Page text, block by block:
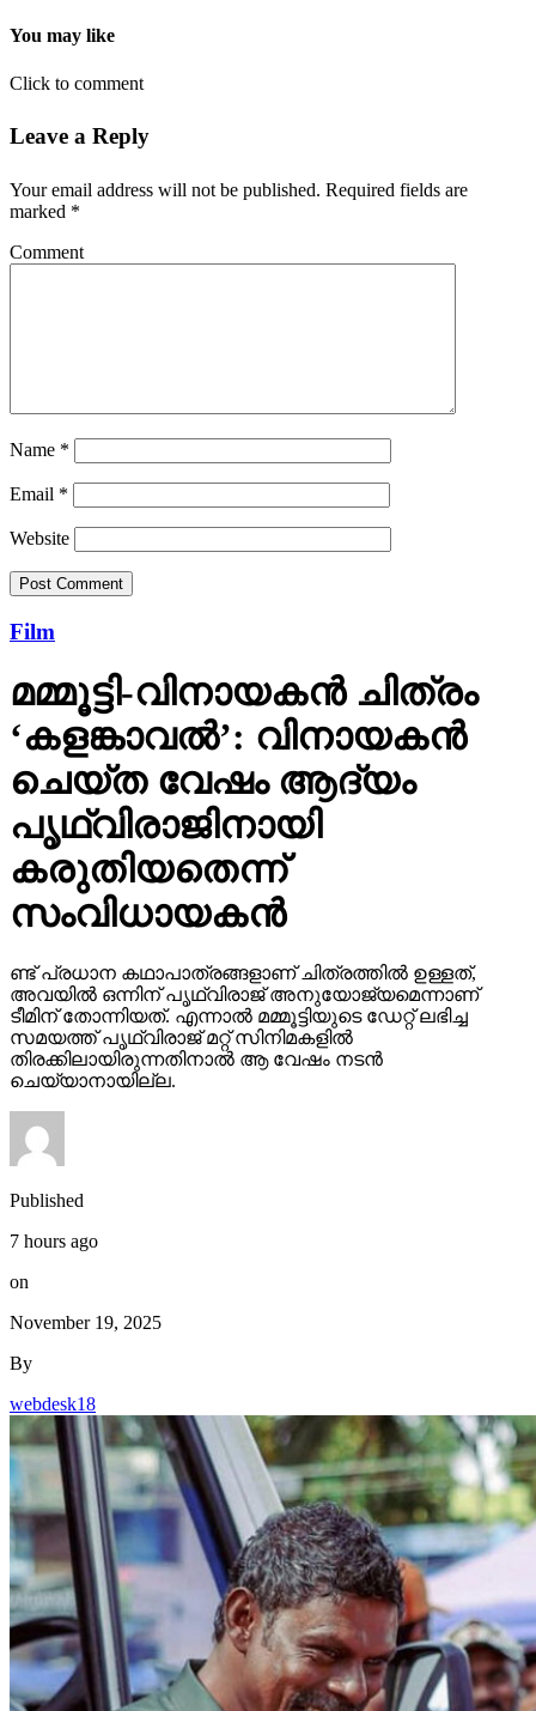
You may like
Click to comment
Leave a Reply
Your email address will not be published. Required fields are
marked *
Comment
Name *
Email *
Website
Film
മമ്മൂട്ടി-വിനായകന്‍ ചിത്രം
‘കളങ്കാവല്‍’: വിനായകന്‍
ചെയ്ത വേഷം ആദ്യം
പൃഥ്വിരാജിനായി
കരുതിയതെന്ന്
സംവിധായകന്‍
ണ്ട് പ്രധാന കഥാപാത്രങ്ങളാണ് ചിത്രത്തില്‍ ഉള്ളത്,
അവയില്‍ ഒന്നിന് പൃഥ്വിരാജ് അനുയോജ്യമെന്നാണ്
ടീമിന് തോന്നിയത്. എന്നാല്‍ മമ്മൂട്ടിയുടെ ഡേറ്റ് ലഭിച്ച
സമയത്ത് പൃഥ്വിരാജ് മറ്റ് സിനിമകളില്‍
തിരക്കിലായിരുന്നതിനാല്‍ ആ വേഷം നടന്‍
ചെയ്യാനായില്ല.
Published
7 hours ago
on
November 19, 2025
By
webdesk18